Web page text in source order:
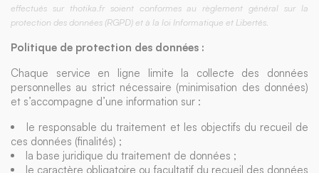
effectués sur thotika.fr soient conformes au règlement général sur la
protection des données (RGPD) et à la loi Informatique et Libertés.
Politique de protection des données :
Chaque service en ligne limite la collecte des données
personnelles au strict nécessaire (minimisation des données)
et s’accompagne d’une information sur :
le responsable du traitement et les objectifs du recueil de
ces données (finalités) ;
la base juridique du traitement de données ;
le caractère obligatoire ou facultatif du recueil des données